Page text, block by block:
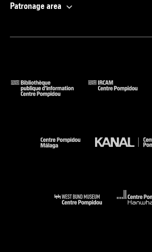
Patronage area